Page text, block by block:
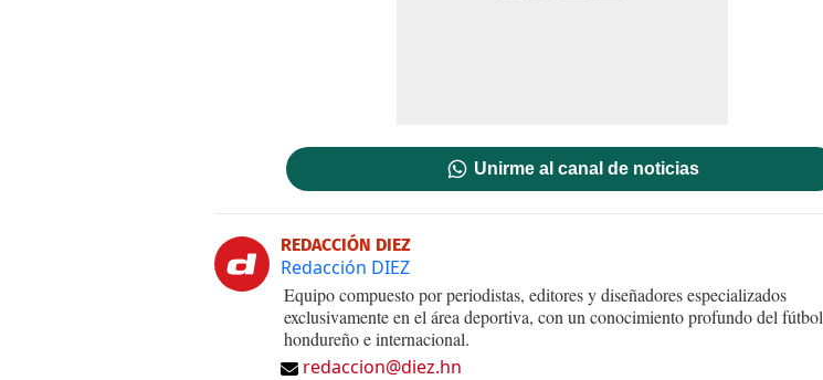
Unirme al canal de noticias
REDACCIÓN DIEZ
Redacción DIEZ
Equipo compuesto por periodistas, editores y diseñadores especializados
exclusivamente en el área deportiva, con un conocimiento profundo del fútbol
hondureño e internacional.
redaccion@diez.hn